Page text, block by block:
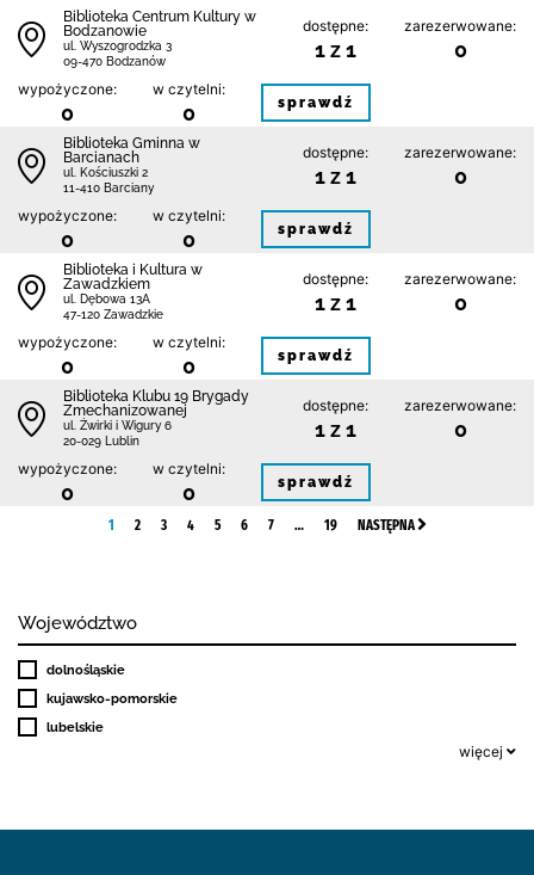
Biblioteka Centrum Kultury w
Bodzanowie
ul. Wyszogrodzka 3
09-470 Bodzanów
dostępne:
1 z 1
zarezerwowane:
0
wypożyczone:
0
w czytelni:
0 sprawdź
Biblioteka Gminna w
Barcianach
ul. Kościuszki 2
11-410 Barciany
dostępne:
1 z 1
zarezerwowane:
0
wypożyczone:
0
w czytelni:
0 sprawdź
Biblioteka i Kultura w
Zawadzkiem
ul. Dębowa 13A
47-120 Zawadzkie
dostępne:
1 z 1
zarezerwowane:
0
wypożyczone:
0
w czytelni:
0 sprawdź
Biblioteka Klubu 19 Brygady
Zmechanizowanej
ul. Żwirki i Wigury 6
20-029 Lublin
dostępne:
1 z 1
zarezerwowane:
0
wypożyczone:
0
w czytelni:
0 sprawdź
1 2 3 4 5 6 7 … 19 NASTĘPNA
Województwo
dolnośląskie
kujawsko-pomorskie
lubelskie
więcej